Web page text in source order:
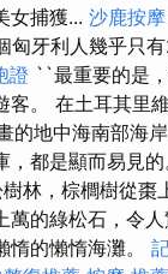
女捕獲... 沙鹿按摩
牙利人幾乎只
證 ``最重要的是
客。 在土耳其里
的地中海南部海
，都是顯而易見的
林，棕櫚樹從棗
萬的綠松石，令
惰的懶惰海灘。